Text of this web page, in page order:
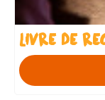
LIVRE DE